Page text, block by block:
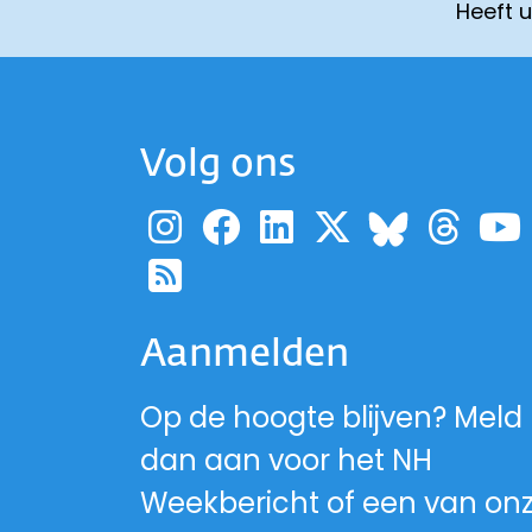
Heeft
Volg ons
Ga naar de
Ga naar de
Ga naar de
Ga naar
Ga
Aanmelden
Op de hoogte blijven? Meld
dan aan voor het NH
Weekbericht of een van